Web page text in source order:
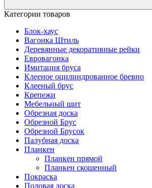
Категории товаров
Блок-хаус
Вагонка Штиль
Деревянные декоративные рейки
Евровагонка
Имитация бруса
Клееное оцилиндрованное бревно
Клееный брус
Крепежи
Мебельный щит
Обрезная доска
Обрезной Брус
Обрезной Брусок
Палубная доска
Планкен
Планкен прямой
Планкен скошенный
Покраска
Половая доска